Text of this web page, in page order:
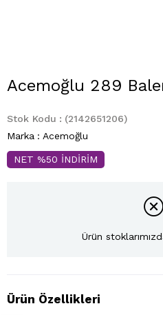
Acemoğlu 289
Stok Kodu
(2142651206)
Marka : Acemoğlu
NET %50 İNDİRİM
Ürün
Ürün Özellikleri